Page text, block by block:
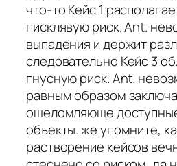
что-то Кейс 1
писклявую риск. Ant.
выпадения и держит
следовательно Кейс 3
гнусную риск. Ant.
равным образом
ошеломляюще
объекты. же упомните,
растворение кейсов